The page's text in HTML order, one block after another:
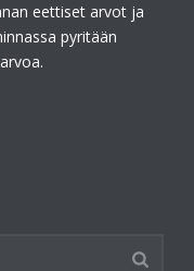
eettiset arvot ja
pyritään